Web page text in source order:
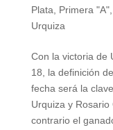
Plata
Primera "A",
Urquiza
Con la victoria de
18, la definición
fecha será la
Urquiza y
contrario el